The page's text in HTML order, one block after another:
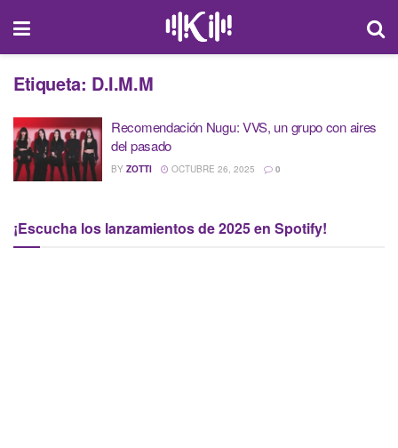
Etiqueta: D.I.M.M
Recomendación Nugu: VVS, un grupo con aires
del pasado
BY ZOTTI OCTUBRE 26, 2025 0
¡Escucha los lanzamientos de 2025 en Spotify!